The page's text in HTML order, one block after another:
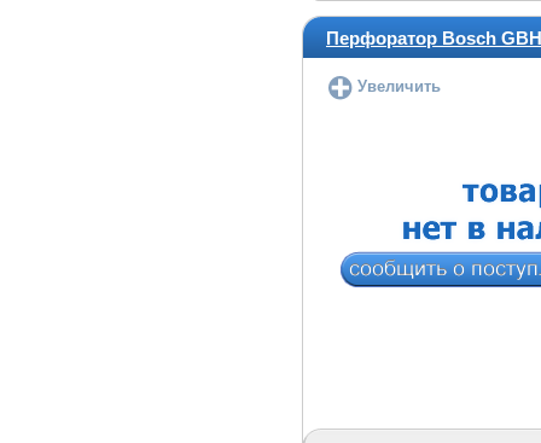
Перфоратор Bosch
Увеличить